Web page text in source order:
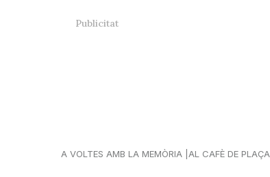
A VOLTES AMB LA MEMÒRIA AL CAFÈ DE PLAÇA